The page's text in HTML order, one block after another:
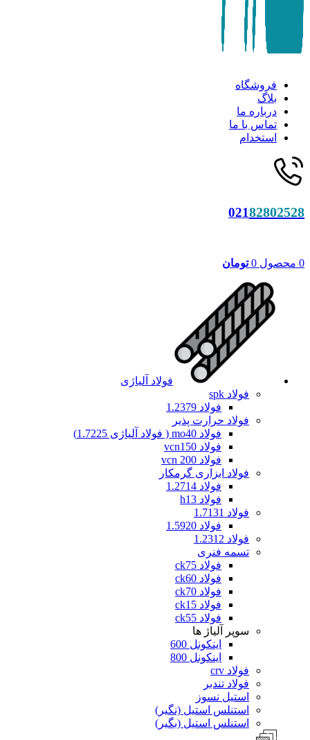
فروشگاه
بلاگ
درباره ما
تماس با ما
استخدام
02182802528
0 محصول 0 تومان
فولاد آلیاژی
فولاد spk
فولاد 1.2379
فولاد حرارت پذیر
فولاد mo40 ( فولاد آلیاژی 1.7225)
فولاد vcn150
فولاد vcn 200
فولاد ابزاری گرمکار
فولاد 1.2714
فولاد h13
فولاد 1.7131
فولاد 1.5920
فولاد 1.2312
تسمه فنری
فولاد ck75
فولاد ck60
فولاد ck70
فولاد ck15
فولاد ck55
سوپر آلیاژ ها
اینکونل 600
اینکونل 800
فولاد crv
فولاد تندبر
استیل نسوز
استنلس استیل (نگیر)
استنلس استیل (بگیر)